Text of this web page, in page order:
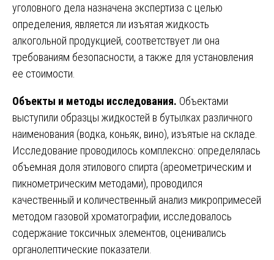
уголовного дела назначена экспертиза с целью
определения, является ли изъятая жидкость
алкогольной продукцией, соответствует ли она
требованиям безопасности, а также для установления
ее стоимости.
Объекты и методы исследования. Объектами
выступили образцы жидкостей в бутылках различного
наименования (водка, коньяк, вино), изъятые на складе.
Исследование проводилось комплексно: определялась
объемная доля этилового спирта (ареометрическим и
пикнометрическим методами), проводился
качественный и количественный анализ микропримесей
методом газовой хроматографии, исследовалось
содержание токсичных элементов, оценивались
органолептические показатели.